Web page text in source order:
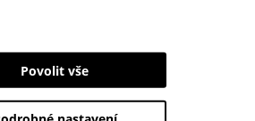
Google používá. Partneři tyto
v důsledku toho, že používáte jejich
cookies, data z dalších úložišť, IP
spojené s prohlížením webu. Svůj souhlas
Povolit vše